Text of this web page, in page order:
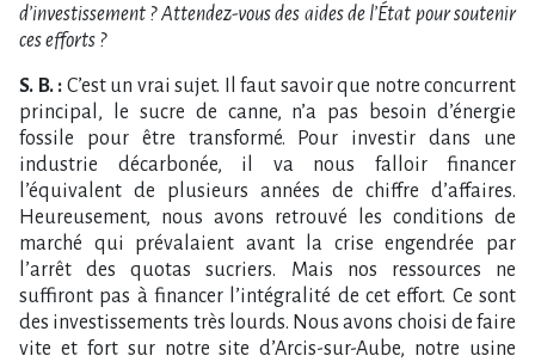
d’investissement ? Attendez-vous des aides de l’État pour soutenir
ces efforts ?
S. B. : C’est un vrai sujet. Il faut savoir que notre concurrent
principal, le sucre de canne, n’a pas besoin d’énergie
fossile pour être transformé. Pour investir dans une
industrie décarbonée, il va nous falloir financer
l’équivalent de plusieurs années de chiffre d’affaires.
Heureusement, nous avons retrouvé les conditions de
marché qui prévalaient avant la crise engendrée par
l’arrêt des quotas sucriers. Mais nos ressources ne
suffiront pas à financer l’intégralité de cet effort. Ce sont
des investissements très lourds. Nous avons choisi de faire
vite et fort sur notre site d’Arcis-sur-Aube, notre usine